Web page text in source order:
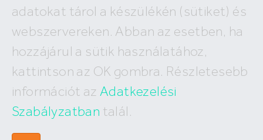
adatokat tárol a készülékén (sütiket) és
webszervereken. Abban az esetben, ha
hozzájárul a sütik használatához,
kattintson az OK gombra. Részletesebb
információt az Adatkezelési
Szabályzatban talál.
Hívj minket
+36 (30) 550 5566
Írj nekünk